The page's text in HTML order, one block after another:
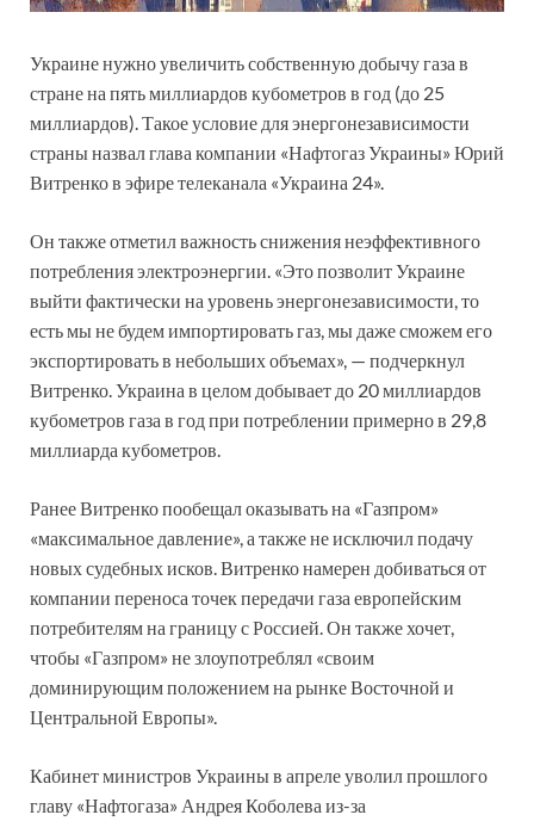
Украине нужно увеличить собственную добычу газа в
стране на пять миллиардов кубометров в год (до 25
миллиардов). Такое условие для энергонезависимости
страны назвал глава компании «Нафтогаз Украины» Юрий
Витренко в эфире телеканала «Украина 24».
Он также отметил важность снижения неэффективного
потребления электроэнергии. «Это позволит Украине
выйти фактически на уровень энергонезависимости, то
есть мы не будем импортировать газ, мы даже сможем его
экспортировать в небольших объемах», — подчеркнул
Витренко. Украина в целом добывает до 20 миллиардов
кубометров газа в год при потреблении примерно в 29,8
миллиарда кубометров.
Ранее Витренко пообещал оказывать на «Газпром»
«максимальное давление», а также не исключил подачу
новых судебных исков. Витренко намерен добиваться от
компании переноса точек передачи газа европейским
потребителям на границу с Россией. Он также хочет,
чтобы «Газпром» не злоупотреблял «своим
доминирующим положением на рынке Восточной и
Центральной Европы».
Кабинет министров Украины в апреле уволил прошлого
главу «Нафтогаза» Андрея Коболева из-за